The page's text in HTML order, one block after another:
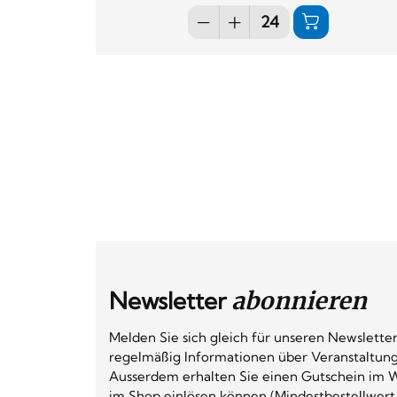
Newsletterabonnieren
Melden Sie sich gleich für unseren
regelmäßig Informationen über
Ausserdem erhalten Sie einen Gutschein im